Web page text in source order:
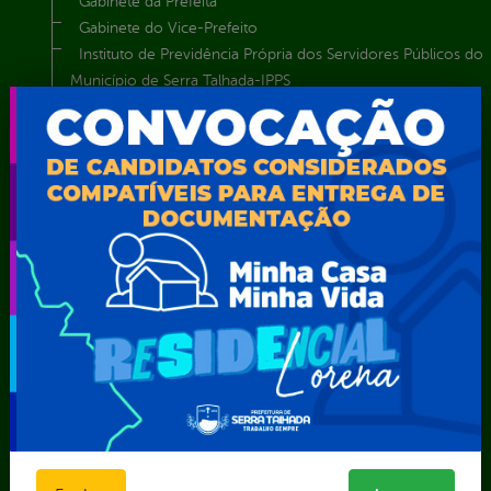
Gabinete do Vice-Prefeito
Instituto de Previdência Própria dos Servidores Públicos do
Município de Serra Talhada-IPPS
Obras e Infraestrutura
Procuradoria Geral do Município
Secretaria de Comunicação Social e Audiovisual
Secretaria de Desenvolvimento Econômico e Turismo
Secretaria de Iluminação Pública e Energia Elétrica
Secretaria Municipal da Mulher – SEMU
Secretaria Municipal de Administração – SAD
Secretaria Municipal de Agricultura e Recursos Hídricos –
SEMARH / Secretaria de Agricultura Familiar – SEMAF
Secretaria Municipal de Educação – SEST
Secretaria Municipal de Esporte e Lazer – SEMEL
Secretaria Municipal de Finanças – SECFIN
Secretaria Municipal de Governo – SEGOV
Secretaria Municipal de Meio Ambiente – SEMA
Secretaria Municipal de Planejamento e Gestão – SEPLAG